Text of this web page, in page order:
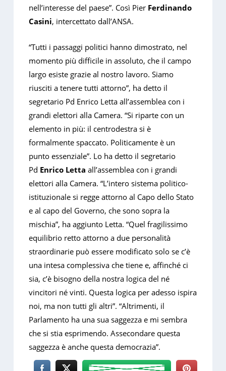
nell’interesse del paese”. Così Pier Ferdinando
Casini, intercettato dall’ANSA.
“Tutti i passaggi politici hanno dimostrato, nel
momento più difficile in assoluto, che il campo
largo esiste grazie al nostro lavoro. Siamo
riusciti a tenere tutti attorno”, ha detto il
segretario Pd Enrico Letta all’assemblea con i
grandi elettori alla Camera. “Si riparte con un
elemento in più: il centrodestra si è
formalmente spaccato. Politicamente è un
punto essenziale”. Lo ha detto il segretario
Pd Enrico Letta all’assemblea con i grandi
elettori alla Camera. “L’intero sistema politico-
istituzionale si regge attorno al Capo dello Stato
e al capo del Governo, che sono sopra la
mischia”, ha aggiunto Letta. “Quel fragilissimo
equilibrio retto attorno a due personalità
straordinarie può essere modificato solo se c’è
una intesa complessiva che tiene e, affinché ci
sia, c’è bisogno della nostra logica del né
vincitori né vinti. Questa logica per adesso ispira
noi, ma non tutti gli altri”. “Altrimenti, il
Parlamento ha una sua saggezza e mi sembra
che si stia esprimendo. Assecondare questa
saggezza è anche questa democrazia”.